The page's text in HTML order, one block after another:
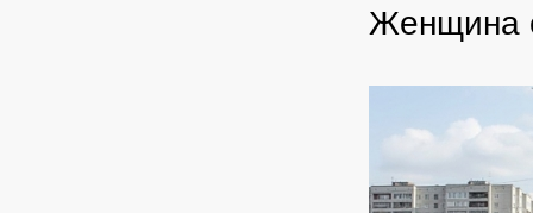
Женщина